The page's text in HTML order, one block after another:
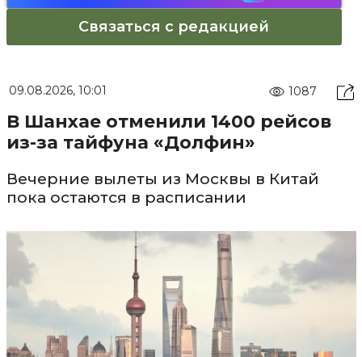
Связаться с редакцией
09.08.2026, 10:01 1087
В Шанхае отменили 1400 рейсов
из-за тайфуна «Долфин»
Вечерние вылеты из Москвы в Китай
пока остаются в расписании